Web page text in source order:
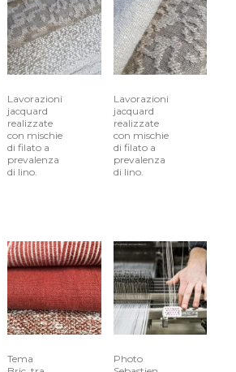
Lavorazioni
jacquard
realizzate
con mischie
di filato a
prevalenza
di lino.
Lavorazioni
jacquard
realizzate
con mischie
di filato a
prevalenza
di lino.
Tema
Photo